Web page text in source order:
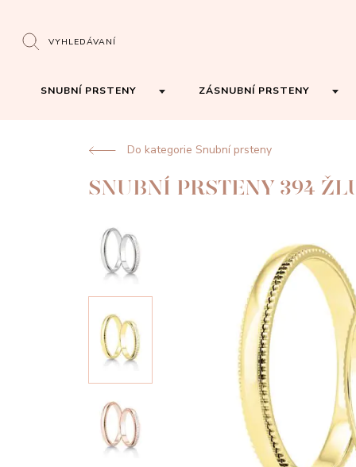
VYHLEDÁVANÍ
SNUBNÍ PRSTENY ZÁSNUBNÍ PRSTENY
Do kategorie Snubní prsteny
SNUBNÍ PRSTENY 394